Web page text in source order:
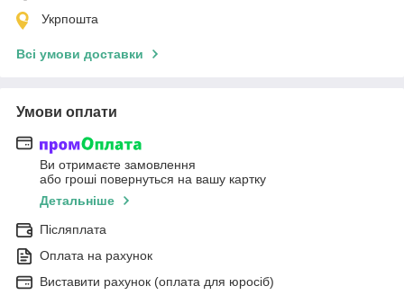
Укрпошта
Всі умови доставки
Умови оплати
Ви отримаєте замовлення
або гроші повернуться на вашу картку
Детальніше
Післяплата
Оплата на рахунок
Виставити рахунок (оплата для юросіб)